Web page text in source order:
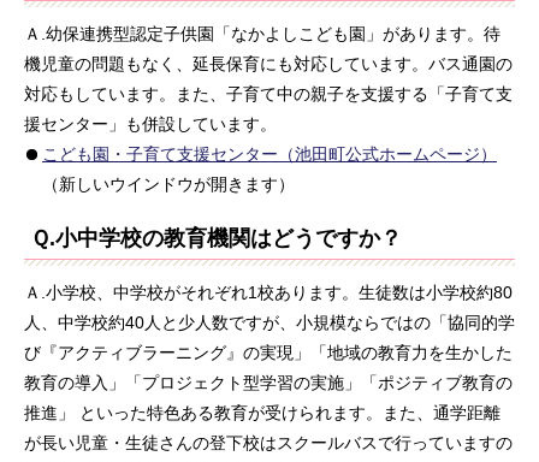
Ａ.幼保連携型認定子供園「なかよしこども園」があります。待
機児童の問題もなく、延長保育にも対応しています。バス通園の
対応もしています。また、子育て中の親子を支援する「子育て支
援センター」も併設しています。
こども園・子育て支援センター（池田町公式ホームページ）
（新しいウインドウが開きます）
Ｑ.小中学校の教育機関はどうですか？
Ａ.小学校、中学校がそれぞれ1校あります。生徒数は小学校約80
人、中学校約40人と少人数ですが、小規模ならではの「協同的学
び『アクティブラーニング』の実現」「地域の教育力を生かした
教育の導入」「プロジェクト型学習の実施」「ポジティブ教育の
推進」
といった特色ある教育が受けられます。また、通学距離
が長い児童・生徒さんの登下校はスクールバスで行っていますの